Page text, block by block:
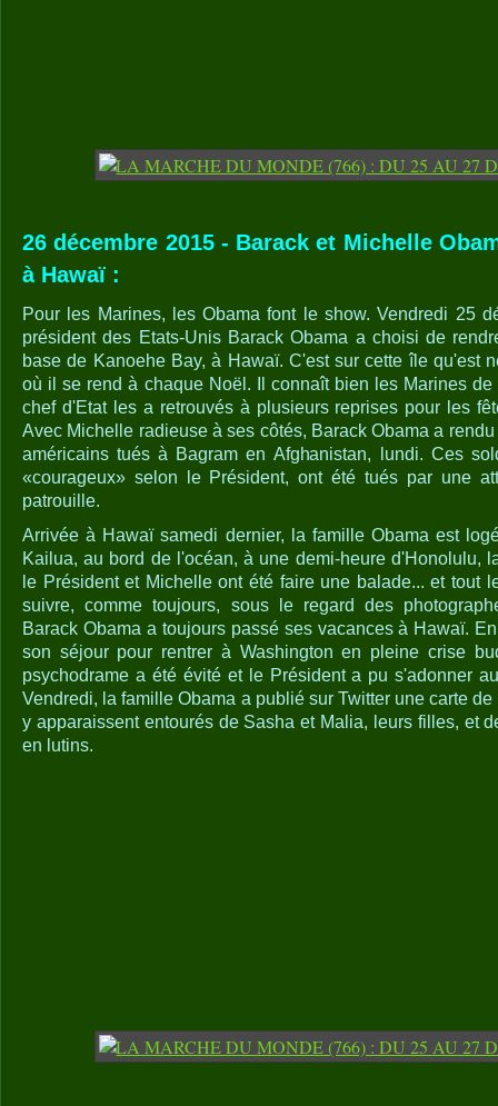
26 décembre 2015 - Barack et Michelle
à Hawaï :
Pour les Marines, les Obama font le show. Vendredi 25
président des Etats-Unis Barack Obama a choisi de
base de Kanoehe Bay, à Hawaï. C'est sur cette île qu'est
où il se rend à chaque Noël. Il connaît bien les Marines
chef d'Etat les a retrouvés à plusieurs reprises pour les
Avec Michelle radieuse à ses côtés, Barack Obama a
américains tués à Bagram en Afghanistan, lundi. Ces
«courageux» selon le Président, ont été tués par une
patrouille.
Arrivée à Hawaï samedi dernier, la famille Obama est
Kailua, au bord de l'océan, à une demi-heure d'Honolulu,
le Président et Michelle ont été faire une balade... et tout
suivre, comme toujours, sous le regard des
Barack Obama a toujours passé ses vacances à Hawaï.
son séjour pour rentrer à Washington en pleine crise
psychodrame a été évité et le Président a pu s'adonner
Vendredi, la famille Obama a publié sur Twitter une carte
y apparaissent entourés de Sasha et Malia, leurs filles, et
en lutins.